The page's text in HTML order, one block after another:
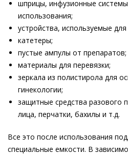
шприцы, инфузионные
использования;
устройства, используемые
катетеры;
пустые ампулы от препаратов;
материалы для перевязки;
зеркала из полистирола для
гинекологии;
защитные средства разового
лица, перчатки, бахилы и т.д.
Все это после использования
специальные емкости. В